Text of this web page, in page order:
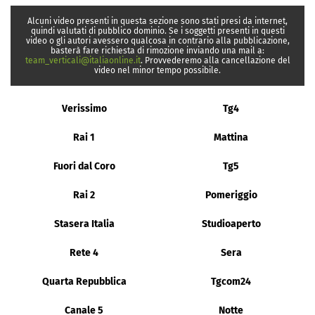
Alcuni video presenti in questa sezione sono stati presi da internet,
quindi valutati di pubblico dominio. Se i soggetti presenti in questi
video o gli autori avessero qualcosa in contrario alla pubblicazione,
basterà fare richiesta di rimozione inviando una mail a:
team_verticali@italiaonline.it. Provvederemo alla cancellazione del
video nel minor tempo possibile.
Verissimo Tg4
Rai 1 Mattina
Fuori dal Coro Tg5
Rai 2 Pomeriggio
Stasera Italia Studioaperto
Rete 4 Sera
Quarta Repubblica Tgcom24
Canale 5 Notte